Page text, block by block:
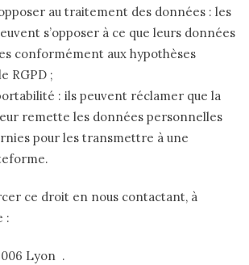
au traitement des données : les
s’opposer à ce que leurs données
conformément aux hypothèses
RGPD ;
: ils peuvent réclamer que la
remette les données personnelles
pour les transmettre à une
ce droit en nous contactant, à
:
Lyon .